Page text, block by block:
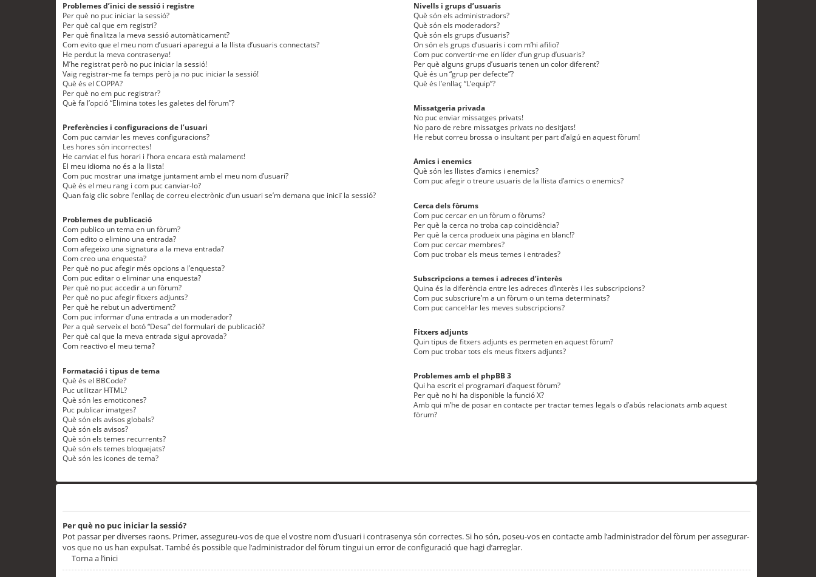
Problemes d’inici de sessió i registre
Per què no puc iniciar la sessió?
Per què cal que em registri?
Per què finalitza la meva sessió automàticament?
Com evito que el meu nom d’usuari aparegui a la llista d’usuaris connectats?
He perdut la meva contrasenya!
M’he registrat però no puc iniciar la sessió!
Vaig registrar-me fa temps però ja no puc iniciar la sessió!
Què és el COPPA?
Per què no em puc registrar?
Què fa l’opció “Elimina totes les galetes del fòrum”?
Preferències i configuracions de l’usuari
Com puc canviar les meves configuracions?
Les hores són incorrectes!
He canviat el fus horari i l’hora encara està malament!
El meu idioma no és a la llista!
Com puc mostrar una imatge juntament amb el meu nom d’usuari?
Què és el meu rang i com puc canviar-lo?
Quan faig clic sobre l’enllaç de correu electrònic d’un usuari se’m demana que iniciï la sessió?
Problemes de publicació
Com publico un tema en un fòrum?
Com edito o elimino una entrada?
Com afegeixo una signatura a la meva entrada?
Com creo una enquesta?
Per què no puc afegir més opcions a l’enquesta?
Com puc editar o eliminar una enquesta?
Per què no puc accedir a un fòrum?
Per què no puc afegir fitxers adjunts?
Per què he rebut un advertiment?
Com puc informar d’una entrada a un moderador?
Per a què serveix el botó “Desa” del formulari de publicació?
Per què cal que la meva entrada sigui aprovada?
Com reactivo el meu tema?
Formatació i tipus de tema
Què és el BBCode?
Puc utilitzar HTML?
Què són les emoticones?
Puc publicar imatges?
Què són els avisos globals?
Què són els avisos?
Què són els temes recurrents?
Què són els temes bloquejats?
Què són les icones de tema?
Nivells i grups d’usuaris
Què són els administradors?
Què són els moderadors?
Què són els grups d’usuaris?
On són els grups d’usuaris i com m’hi afilio?
Com puc convertir-me en líder d’un grup d’usuaris?
Per què alguns grups d’usuaris tenen un color diferent?
Què és un “grup per defecte”?
Què és l’enllaç “L’equip”?
Missatgeria privada
No puc enviar missatges privats!
No paro de rebre missatges privats no desitjats!
He rebut correu brossa o insultant per part d’algú en aquest fòrum!
Amics i enemics
Què són les llistes d’amics i enemics?
Com puc afegir o treure usuaris de la llista d’amics o enemics?
Cerca dels fòrums
Com puc cercar en un fòrum o fòrums?
Per què la cerca no troba cap coincidència?
Per què la cerca produeix una pàgina en blanc!?
Com puc cercar membres?
Com puc trobar els meus temes i entrades?
Subscripcions a temes i adreces d’interès
Quina és la diferència entre les adreces d’interès i les subscripcions?
Com puc subscriure’m a un fòrum o un tema determinats?
Com puc cancel·lar les meves subscripcions?
Fitxers adjunts
Quin tipus de fitxers adjunts es permeten en aquest fòrum?
Com puc trobar tots els meus fitxers adjunts?
Problemes amb el phpBB 3
Qui ha escrit el programari d’aquest fòrum?
Per què no hi ha disponible la funció X?
Amb qui m’he de posar en contacte per tractar temes legals o d’abús relacionats amb aquest
fòrum?
Per què no puc iniciar la sessió?
Pot passar per diverses raons. Primer, assegureu-vos de que el vostre nom d’usuari i contrasenya són correctes. Si ho són, poseu-vos en contacte amb l’administrador del fòrum per assegurar-
vos que no us han expulsat. També és possible que l’administrador del fòrum tingui un error de configuració que hagi d’arreglar.
Torna a l’inici